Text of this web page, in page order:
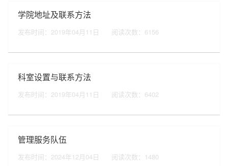
学院地址及联系方法
发布时间：2019年04月11日 阅读次数： 6156
科室设置与联系方法
发布时间：2019年04月11日 阅读次数： 6402
管理服务队伍
发布时间：2024年12月04日 阅读次数： 1480